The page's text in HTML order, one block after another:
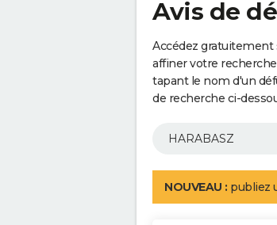
Avis de
Accédez gratuitement
affiner votre
tapant le nom d'un
de recherche ci-
NOUVEAU : publiez